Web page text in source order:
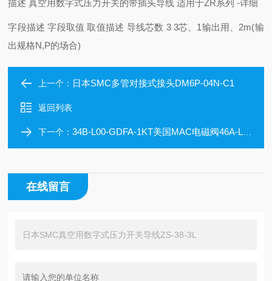
描述 真空用数字式压力开关的带插头导线 适用于ZR系列-详细
字段描述 字段取值 取值描述 导线芯数 3 3芯、1输出用、2m(输
出规格N,P的场合)
上一个： 日本SMC多管对接式接头DM6P-04N-C1
返回列表
下一个：34B-L00-GDFA-1KT美国MAC电磁阀46A-L00-JDA0-1GN原装正品
在线留言